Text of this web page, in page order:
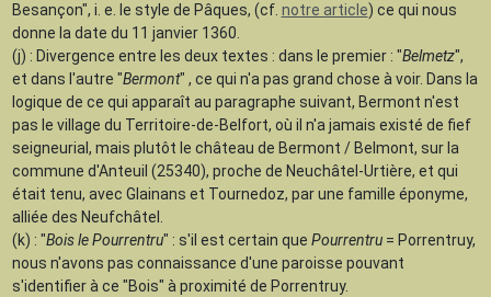
Besançon", i. e. le style de Pâques, (cf. notre article) ce qui nous
donne la date du 11 janvier 1360.
(j) : Divergence entre les deux textes : dans le premier : "Belmetz",
et dans l'autre "Bermont" , ce qui n'a pas grand chose à voir. Dans la
logique de ce qui apparaît au paragraphe suivant, Bermont n'est
pas le village du Territoire-de-Belfort, où il n'a jamais existé de fief
seigneurial, mais plutôt le château de Bermont / Belmont, sur la
commune d'Anteuil (25340), proche de Neuchâtel-Urtière, et qui
était tenu, avec Glainans et Tournedoz, par une famille éponyme,
alliée des Neufchâtel.
(k) : "Bois le Pourrentru" : s'il est certain que Pourrentru= Porrentruy,
nous n'avons pas connaissance d'une paroisse pouvant
s'identifier à ce "Bois" à proximité de Porrentruy.